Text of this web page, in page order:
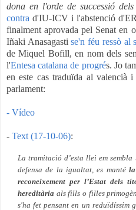
dona en l'orde de successió
contra d'IU-ICV i l'abstenció
finalment aprovada pel Senat en
Iñaki Anasagastise'n féu ressò al
de Miquel Bofill, en nom dels
l'Entesa catalana de progrés. Jo
en este cas traduïda al valencià
parlament:
- Vídeo
- Text (17-10-06):
La tramitació d’esta llei em
defensa de la igualtat, es manté
reconeixement per l’Estat dels
hereditària als fills o filles
s'ha fet pensant en un reduïdíssim